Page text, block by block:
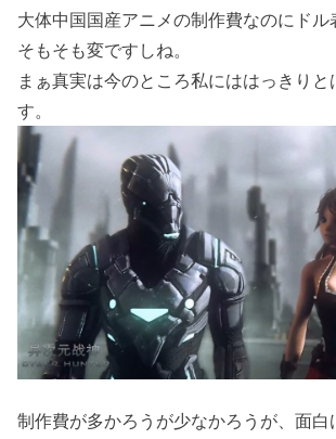
大体中国国産アニメの制作費なのにドル
そもそも変ですしね。
まぁ真実は今のところ私にははっきりと
す。
制作費が多かろうが少なかろうが、面白